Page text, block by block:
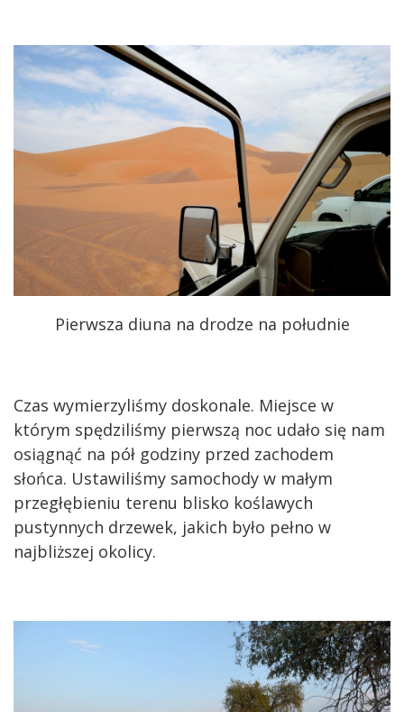
Pierwsza diuna na drodze na południe
Czas wymierzyliśmy doskonale. Miejsce w
którym spędziliśmy pierwszą noc udało się nam
osiągnąć na pół godziny przed zachodem
słońca. Ustawiliśmy samochody w małym
przegłębieniu terenu blisko koślawych
pustynnych drzewek, jakich było pełno w
najbliższej okolicy.